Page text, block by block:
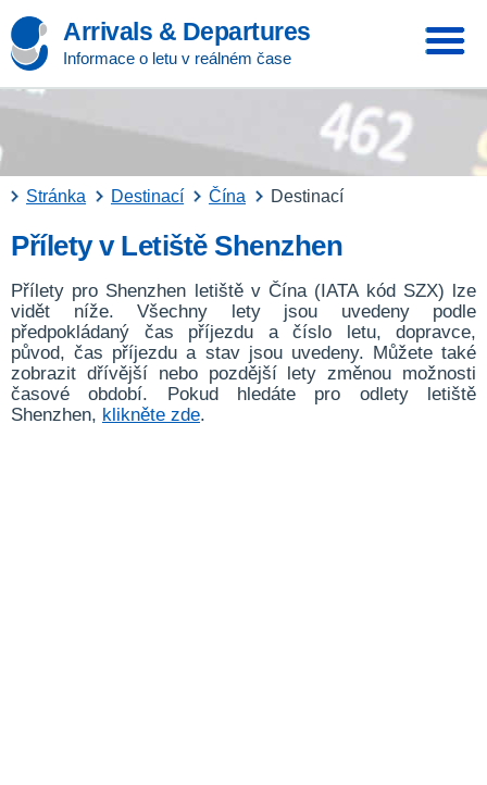
Arrivals & Departures
Informace o letu v reálném čase
Stránka Destinací Čína Destinací
Přílety v Letiště Shenzhen
Přílety pro Shenzhen letiště v Čína (IATA kód SZX) lze
vidět níže. Všechny lety jsou uvedeny podle
předpokládaný čas příjezdu a číslo letu, dopravce,
původ, čas příjezdu a stav jsou uvedeny. Můžete také
zobrazit dřívější nebo pozdější lety změnou možnosti
časové období. Pokud hledáte pro odlety letiště
Shenzhen, klikněte zde.